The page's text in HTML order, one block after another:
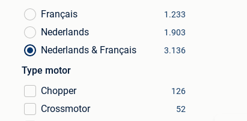
Français
1.233
Nederlands 1.903
Nederlands & Français 3.136
Type motor
Chopper
126
Crossmotor 52